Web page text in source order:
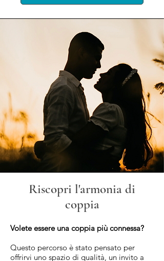
Riscopri l'armonia di
coppia
Voleteessereuna coppia più connessa?
Questo percorso è stato pensato per
offrirvi uno spazio di qualità, un invito a